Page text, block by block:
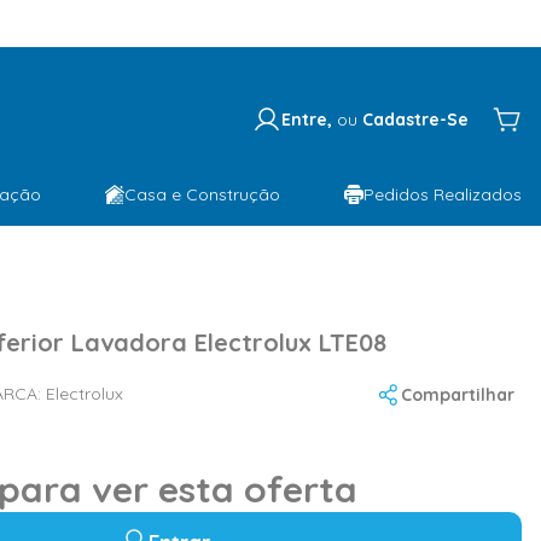
Entre, ou Cadastre-Se
Casa e Construção Pedidos Realizados
Lavadora Electrolux LTE08
Electrolux Compartilhar
ver esta oferta